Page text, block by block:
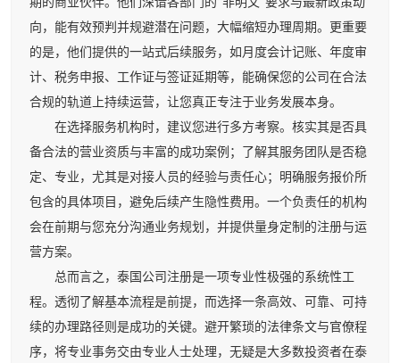
向，能有效预判并规避潜在问题，大幅缩短办理周期。更重要
的是，他们提供的一站式后续服务，如月度会计记账、年度审
计、税务申报、工作证与签证延期等，能确保您的公司在合法
合规的轨道上持续运营，让您真正专注于业务发展本身。
在选择服务机构时，建议您进行多方考察。核实其是否具
备合法的营业资质与丰富的成功案例；了解其服务团队是否稳
定、专业，尤其是对接人员的经验与责任心；明确服务报价所
包含的具体项目，避免后续产生隐性费用。一个负责任的机构
会在前期与您充分沟通业务规划，并提供量身定制的注册与运
营方案。
总而言之，泰国公司注册是一项专业性极强的系统性工
程。透彻了解基本流程是前提，而选择一条高效、可靠、可持
续的办理路径则是成功的关键。避开繁琐的法律条文与官僚程
序，将专业事务交由专业人士处理，无疑是大多数投资者在泰